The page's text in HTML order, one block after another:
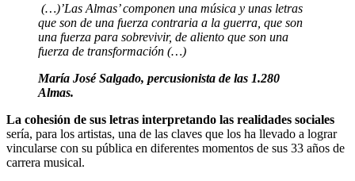
(…)’Las Almas’ componen una música y unas letras
que son de una fuerza contraria a la guerra, que son
una fuerza para sobrevivir, de aliento que son una
fuerza de transformación (…)
María José Salgado, percusionista de las 1.280
Almas.
La cohesión de sus letras interpretando las realidades sociales
sería, para los artistas, una de las claves que los ha llevado a lograr
vincularse con su pública en diferentes momentos de sus 33 años de
carrera musical.